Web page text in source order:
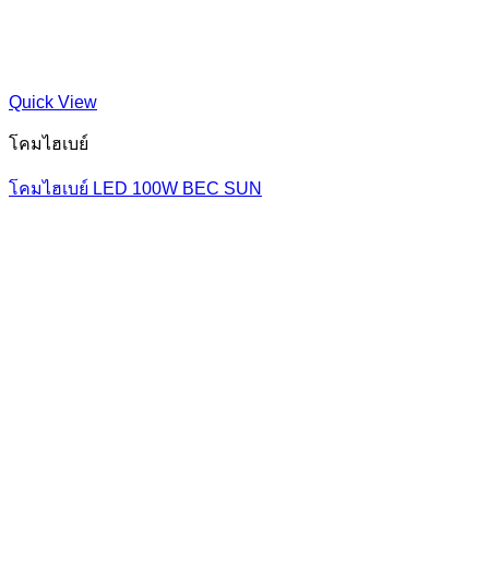
Quick View
โคมไฮเบย์
โคมไฮเบย์ LED 100W BEC SUN